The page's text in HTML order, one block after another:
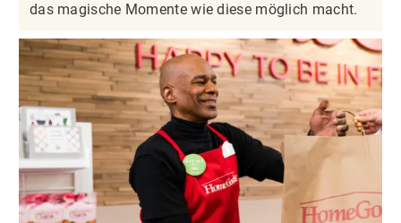
das magische Momente wie diese möglich macht.